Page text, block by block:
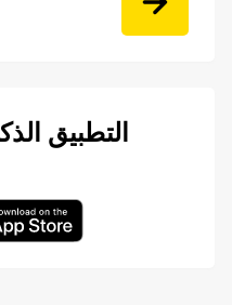
التطبيق